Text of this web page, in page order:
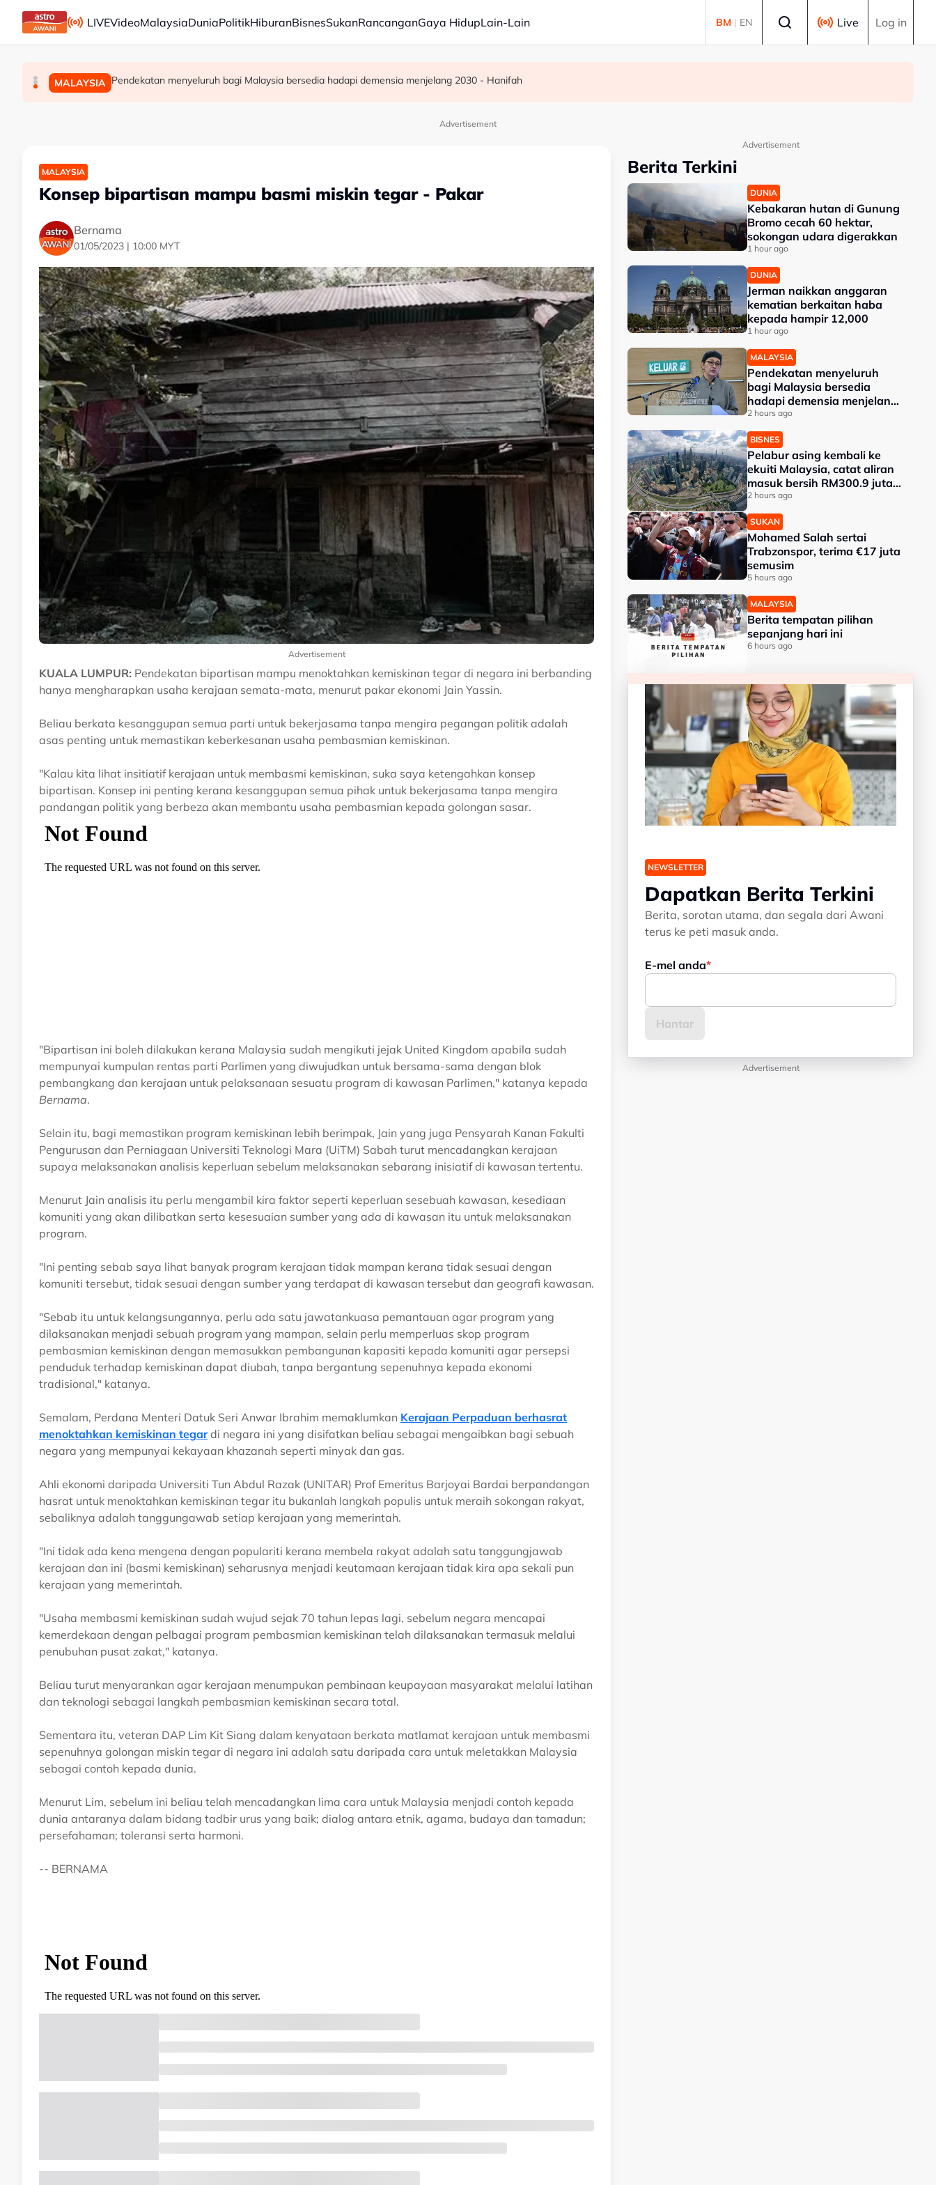
Skip to main content
LIVEVideoMalaysiaDuniaPolitikHiburanBisnesSukanRancanganGaya HidupLain-Lain BM | EN Live Log in
DUNIA Jerman naikkan anggaran kematian berkaitan haba kepada hampir 12,000
MALAYSIA Pendekatan menyeluruh bagi Malaysia bersedia hadapi demensia menjelang 2030 - Hanifah
DUNIA Kebakaran hutan di Gunung Bromo cecah 60 hektar, sokongan udara digerakkan
Advertisement
MALAYSIA
Konsep bipartisan mampu basmi miskin tegar - Pakar
Bernama
01/05/2023 | 10:00 MYT
Advertisement
KUALA LUMPUR: Pendekatan bipartisan mampu menoktahkan kemiskinan tegar di negara ini berbanding
hanya mengharapkan usaha kerajaan semata-mata, menurut pakar ekonomi Jain Yassin.
Beliau berkata kesanggupan semua parti untuk bekerjasama tanpa mengira pegangan politik adalah
asas penting untuk memastikan keberkesanan usaha pembasmian kemiskinan.
"Kalau kita lihat insitiatif kerajaan untuk membasmi kemiskinan, suka saya ketengahkan konsep
bipartisan. Konsep ini penting kerana kesanggupan semua pihak untuk bekerjasama tanpa mengira
pandangan politik yang berbeza akan membantu usaha pembasmian kepada golongan sasar.
"Bipartisan ini boleh dilakukan kerana Malaysia sudah mengikuti jejak United Kingdom apabila sudah
mempunyai kumpulan rentas parti Parlimen yang diwujudkan untuk bersama-sama dengan blok
pembangkang dan kerajaan untuk pelaksanaan sesuatu program di kawasan Parlimen," katanya kepada
Bernama.
Selain itu, bagi memastikan program kemiskinan lebih berimpak, Jain yang juga Pensyarah Kanan Fakulti
Pengurusan dan Perniagaan Universiti Teknologi Mara (UiTM) Sabah turut mencadangkan kerajaan
supaya melaksanakan analisis keperluan sebelum melaksanakan sebarang inisiatif di kawasan tertentu.
Menurut Jain analisis itu perlu mengambil kira faktor seperti keperluan sesebuah kawasan, kesediaan
komuniti yang akan dilibatkan serta kesesuaian sumber yang ada di kawasan itu untuk melaksanakan
program.
"Ini penting sebab saya lihat banyak program kerajaan tidak mampan kerana tidak sesuai dengan
komuniti tersebut, tidak sesuai dengan sumber yang terdapat di kawasan tersebut dan geografi kawasan.
"Sebab itu untuk kelangsungannya, perlu ada satu jawatankuasa pemantauan agar program yang
dilaksanakan menjadi sebuah program yang mampan, selain perlu memperluas skop program
pembasmian kemiskinan dengan memasukkan pembangunan kapasiti kepada komuniti agar persepsi
penduduk terhadap kemiskinan dapat diubah, tanpa bergantung sepenuhnya kepada ekonomi
tradisional," katanya.
Semalam, Perdana Menteri Datuk Seri Anwar Ibrahim memaklumkan Kerajaan Perpaduan berhasrat
menoktahkan kemiskinan tegardi negara ini yang disifatkan beliau sebagai mengaibkan bagi sebuah
negara yang mempunyai kekayaan khazanah seperti minyak dan gas.
Ahli ekonomi daripada Universiti Tun Abdul Razak (UNITAR) Prof Emeritus Barjoyai Bardai berpandangan
hasrat untuk menoktahkan kemiskinan tegar itu bukanlah langkah populis untuk meraih sokongan rakyat,
sebaliknya adalah tanggungawab setiap kerajaan yang memerintah.
"Ini tidak ada kena mengena dengan populariti kerana membela rakyat adalah satu tanggungjawab
kerajaan dan ini (basmi kemiskinan) seharusnya menjadi keutamaan kerajaan tidak kira apa sekali pun
kerajaan yang memerintah.
"Usaha membasmi kemiskinan sudah wujud sejak 70 tahun lepas lagi, sebelum negara mencapai
kemerdekaan dengan pelbagai program pembasmian kemiskinan telah dilaksanakan termasuk melalui
penubuhan pusat zakat," katanya.
Beliau turut menyarankan agar kerajaan menumpukan pembinaan keupayaan masyarakat melalui latihan
dan teknologi sebagai langkah pembasmian kemiskinan secara total.
Sementara itu, veteran DAP Lim Kit Siang dalam kenyataan berkata matlamat kerajaan untuk membasmi
sepenuhnya golongan miskin tegar di negara ini adalah satu daripada cara untuk meletakkan Malaysia
sebagai contoh kepada dunia.
Menurut Lim, sebelum ini beliau telah mencadangkan lima cara untuk Malaysia menjadi contoh kepada
dunia antaranya dalam bidang tadbir urus yang baik; dialog antara etnik, agama, budaya dan tamadun;
persefahaman; toleransi serta harmoni.
-- BERNAMA
Advertisement
Berita Terkini
DUNIA
Kebakaran hutan di Gunung
Bromo cecah 60 hektar,
sokongan udara digerakkan
1 hour ago
DUNIA
Jerman naikkan anggaran
kematian berkaitan haba
kepada hampir 12,000
1 hour ago
MALAYSIA
Pendekatan menyeluruh
bagi Malaysia bersedia
hadapi demensia menjelang
2030 - Hanifah
2 hours ago
BISNES
Pelabur asing kembali ke
ekuiti Malaysia, catat aliran
masuk bersih RM300.9 juta
pada Julai
2 hours ago
SUKAN
Mohamed Salah sertai
Trabzonspor, terima €17 juta
semusim
5 hours ago
MALAYSIA
Berita tempatan pilihan
sepanjang hari ini
6 hours ago
NEWSLETTER
Dapatkan Berita Terkini
Berita, sorotan utama, dan segala dari Awani
terus ke peti masuk anda.
E-mel anda
Advertisement